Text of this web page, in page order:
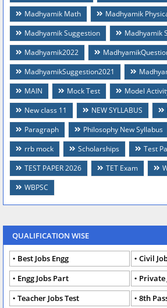
Madhyamik Math
Madhyamik
Madhyamik Suggestion
Madhyamik
Madhyamik2022
MadhyamikSuggestion2021
MAIN
Mock Test Model
New class 11
NEW SYLLABUS
Paragraph
Philosophy New Syllabus
rrb mock
Scholarships
Test
TEST PAPER 2026
TET Exam
WBPSC
QUALIFICATION WISE
Best Jobs Engg
Civil
Engg Jobs Part
Private
Teacher Jobs Test
8th